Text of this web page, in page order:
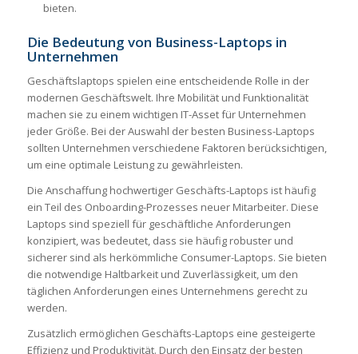
bieten.
Die Bedeutung von Business-Laptops in
Unternehmen
Geschäftslaptops spielen eine entscheidende Rolle in der
modernen Geschäftswelt. Ihre Mobilität und Funktionalität
machen sie zu einem wichtigen IT-Asset für Unternehmen
jeder Größe. Bei der Auswahl der besten Business-Laptops
sollten Unternehmen verschiedene Faktoren berücksichtigen,
um eine optimale Leistung zu gewährleisten.
Die Anschaffung hochwertiger Geschäfts-Laptops ist häufig
ein Teil des Onboarding-Prozesses neuer Mitarbeiter. Diese
Laptops sind speziell für geschäftliche Anforderungen
konzipiert, was bedeutet, dass sie häufig robuster und
sicherer sind als herkömmliche Consumer-Laptops. Sie bieten
die notwendige Haltbarkeit und Zuverlässigkeit, um den
täglichen Anforderungen eines Unternehmens gerecht zu
werden.
Zusätzlich ermöglichen Geschäfts-Laptops eine gesteigerte
Effizienz und Produktivität. Durch den Einsatz der besten